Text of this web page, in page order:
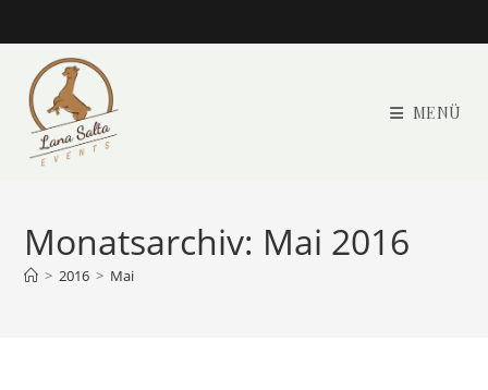
Inhalt
springen
MENÜ
Monatsarchiv: Mai 2016
> 2016 > Mai